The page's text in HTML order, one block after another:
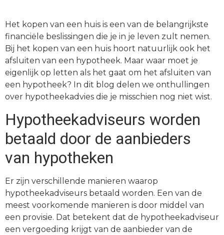
Het kopen van een huis is een van de belangrijkste
financiële beslissingen die je in je leven zult nemen.
Bij het kopen van een huis hoort natuurlijk ook het
afsluiten van een hypotheek. Maar waar moet je
eigenlijk op letten als het gaat om het afsluiten van
een hypotheek? In dit blog delen we onthullingen
over hypotheekadvies die je misschien nog niet wist.
Hypotheekadviseurs worden
betaald door de aanbieders
van hypotheken
Er zijn verschillende manieren waarop
hypotheekadviseurs betaald worden. Een van de
meest voorkomende manieren is door middel van
een provisie. Dat betekent dat de hypotheekadviseur
een vergoeding krijgt van de aanbieder van de